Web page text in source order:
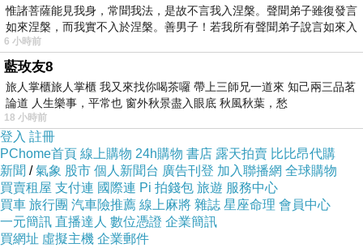
惟諸菩薩能見我身，常聞我法，是故不言我入涅槃。聲聞弟子雖復發言
如來涅槃，而我實不入於涅槃。善男子！若我所有聲聞弟子說言如來入
6 小時前
藍玫友8
旅人掌櫃旅人掌櫃 我又來找你喝茶囉 帶上三師兄一道來 知己兩三品茗
論道 人生樂事，平常也 窗外秋景盡入眼底 秋風秋葉，愁
18 小時前
登入 註冊
PChome首頁 線上購物 24h購物 書店 露天拍賣 比比昂代購
新聞 /氣象 股市 個人新聞台 廣告刊登 加入聯播網 全球購物
買賣租屋 支付連 國際連 Pi 拍錢包 旅遊 服務中心
買車 旅行團 汽車險推薦 線上麻將 雜誌 星座命理 會員中心
一元簡訊 直播達人 數位憑證 企業簡訊
買網址 虛擬主機 企業郵件